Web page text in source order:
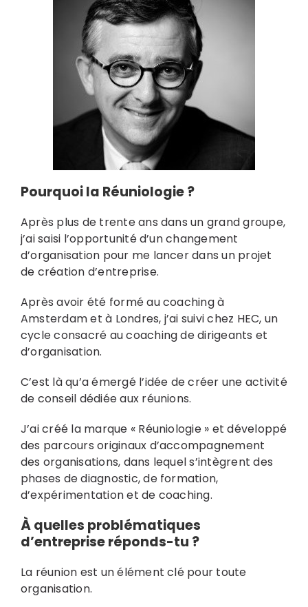
Pourquoi la Réuniologie ?
Après plus de trente ans dans un grand groupe,
j’ai saisi l’opportunité d’un changement
d’organisation pour me lancer dans un projet
de création d’entreprise.
Après avoir été formé au coaching à
Amsterdam et à Londres, j’ai suivi chez HEC, un
cycle consacré au coaching de dirigeants et
d’organisation.
C’est là qu’a émergé l’idée de créer une activité
de conseil dédiée aux réunions.
J’ai créé la marque « Réuniologie » et développé
des parcours originaux d’accompagnement
des organisations, dans lequel s’intègrent des
phases de diagnostic, de formation,
d’expérimentation et de coaching.
À quelles problématiques
d’entreprise réponds-tu ?
La réunion est un élément clé pour toute
organisation.